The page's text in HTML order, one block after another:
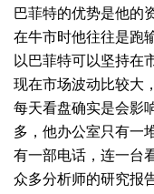
巴菲特的优势是他的
在牛市时他往往是跑
以巴菲特可以坚持在
现在市场波动比较大
每天看盘确实是会影
多，他办公室只有一
有一部电话，连一台
众多分析师的研究报